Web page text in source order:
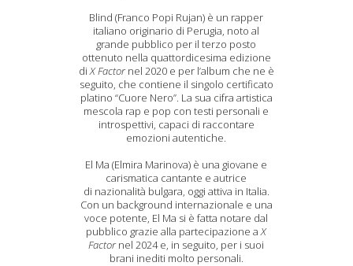
Blind (Franco Popi Rujan) è un rapper
italiano originario di Perugia, noto al
grande pubblico per il terzo posto
ottenuto nella quattordicesima edizione
diX Factornel 2020 e per l’album che ne è
seguito, che contiene il singolo certificato
platino “Cuore Nero”. La sua cifra artistica
mescola rap e pop con testi personali e
introspettivi, capaci di raccontare
emozioni autentiche.
El Ma (Elmira Marinova) è una giovane e
carismatica cantante e autrice
di nazionalità bulgara, oggi attiva in Italia.
Con un background internazionale e una
voce potente, El Ma si è fatta notare dal
pubblico grazie alla partecipazione aX
Factornel 2024 e, in seguito, per i suoi
brani inediti molto personali.